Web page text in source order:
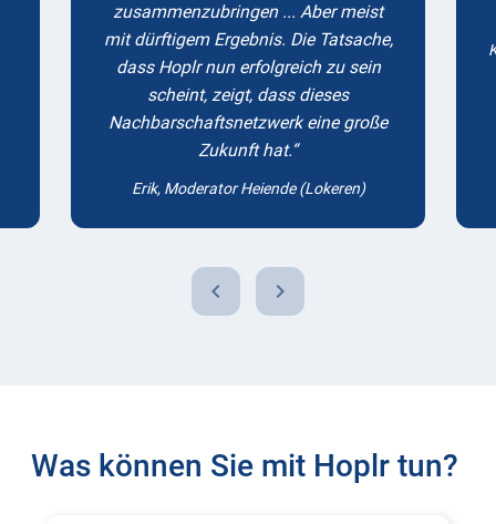
zusammenzubringen ... Aber meist
mit dürftigem Ergebnis. Die Tatsache,
dass Hoplr nun erfolgreich zu sein
scheint, zeigt, dass dieses
Nachbarschaftsnetzwerk eine große
Zukunft hat.
Erik, Moderator Heiende (Lokeren)
chevron_left chevron_right
Was können Sie mit Hoplr tun?